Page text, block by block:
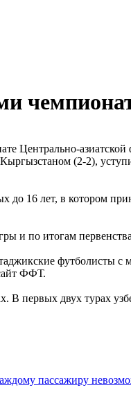
Центрально-
(2-2),
16 лет, в котором
и по итогам
футболисты с
ФФТ.
В первых двух турах
пассажиру